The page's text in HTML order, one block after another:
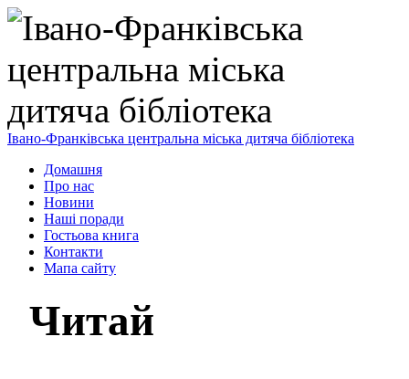
Івано-Франківська центральна міська дитяча бібліотека
Домашня
Про нас
Новини
Наші поради
Гостьова книга
Контакти
Мапа сайту
Читай